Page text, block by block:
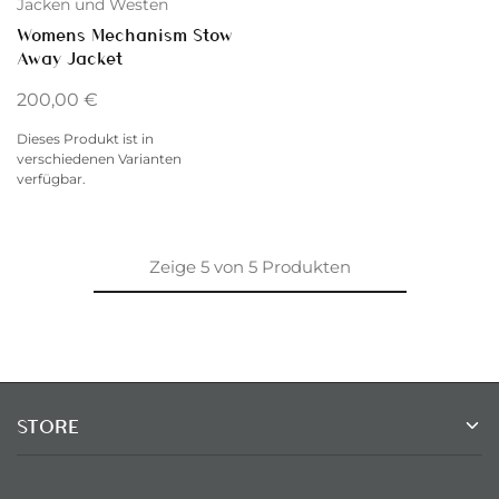
Jacken und Westen
Womens Mechanism Stow
Away Jacket
200,00 €
Dieses Produkt ist in
verschiedenen Varianten
verfügbar.
Zeige5 von 5 Produkten
STORE